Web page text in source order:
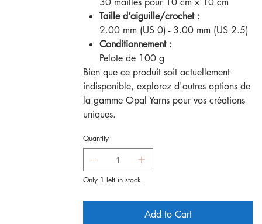
Taille d’aiguille/crochet :
2.00 mm (US 0) - 3.00 mm (US 2.5)
Conditionnement :
Pelote de 100 g
Bien que ce produit soit actuellement
indisponible, explorez d'autres options de
la gamme Opal Yarns pour vos créations
uniques.
Quantity
Only 1 left in stock
Add to Cart